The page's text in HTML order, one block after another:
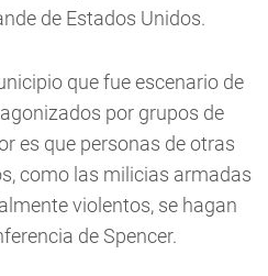
de Estados Unidos.
que fue escenario de
por grupos de
es que personas de otras
como las milicias armadas
violentos, se hagan
de Spencer.